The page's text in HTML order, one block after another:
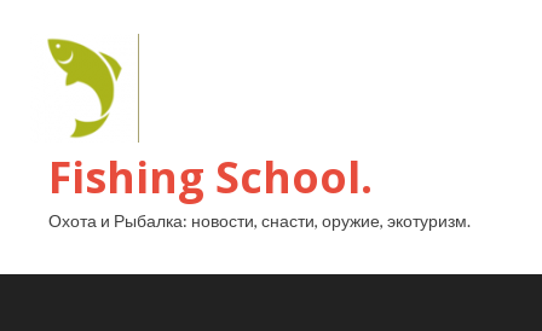
Fishing School.
Охота и Рыбалка: новости, снасти, оружие, экотуризм.